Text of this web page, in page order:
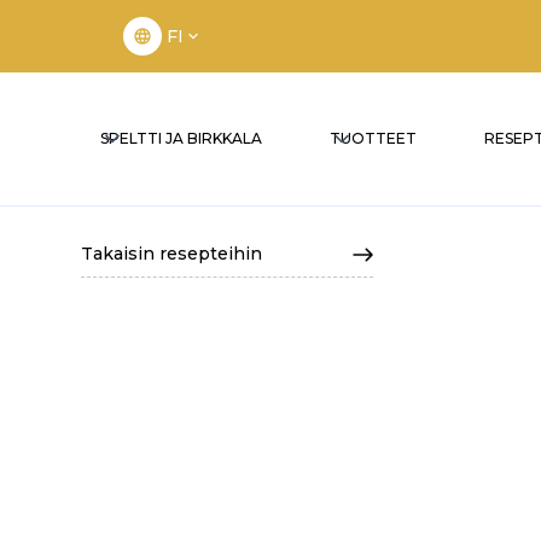
FI
SPELTTI JA BIRKKALA TUOTTEET
Takaisin resepteihin